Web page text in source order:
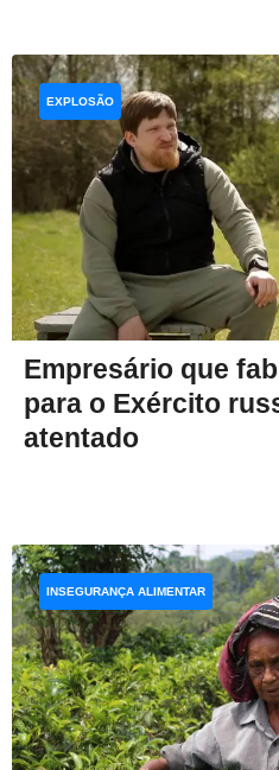
Empresário que
para o Exército
atentado
EXPLOSÃO
INSEGURANÇA ALIMENTAR